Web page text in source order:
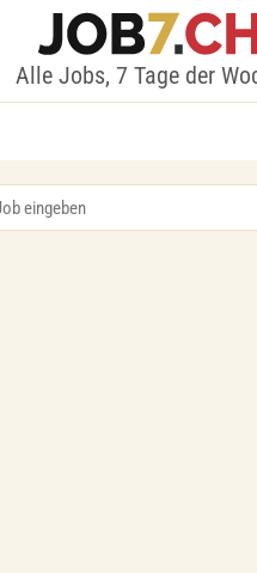
Alle Jobs, 7 Tage der